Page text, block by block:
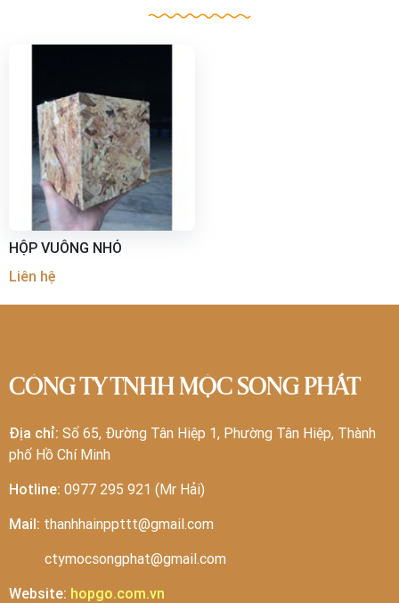
HỘP VUÔNG NHỎ
Liên hệ
CÔNG TY TNHH MỘC SONG PHÁT
Địa chỉ: Số 65, Đường Tân Hiệp 1, Phường Tân Hiệp, Thành
phố Hồ Chí Minh
Hotline: 0977 295 921 (Mr Hải)
Mail: thanhhainppttt@gmail.com
ctymocsongphat@gmail.com
Website: hopgo.com.vn